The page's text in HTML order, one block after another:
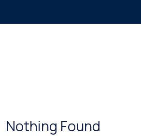
Nothing Found